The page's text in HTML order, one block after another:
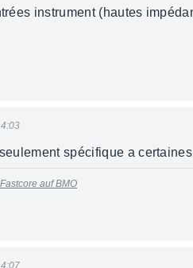
instrument (hautes
spécifique a
Fastcore auf BMO